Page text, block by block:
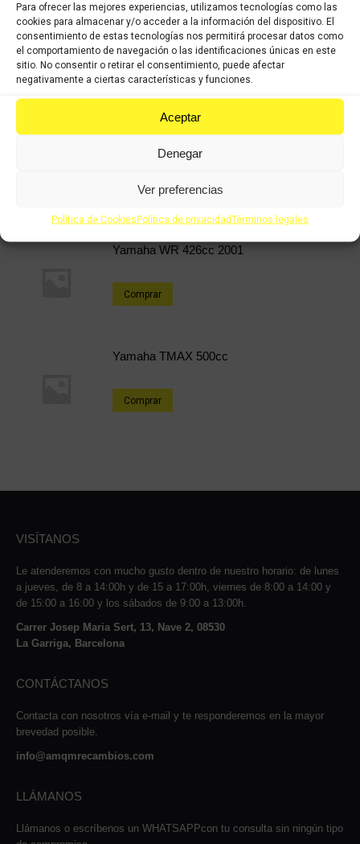
Para ofrecer las mejores experiencias, utilizamos tecnologías como las
cookies para almacenar y/o acceder a la información del dispositivo. El
consentimiento de estas tecnologías nos permitirá procesar datos como
el comportamiento de navegación o las identificaciones únicas en este
sitio. No consentir o retirar el consentimiento, puede afectar
negativamente a ciertas características y funciones.
Aceptar
Denegar
Ver preferencias
Política de CookiesPolítica de privacidadTérminos legales
Share
on
X
Share
on
Facebook
Share
on
Pinterest
Share
on
LinkedIn
Productos relacionados
Comprar
Yamaha WR 426cc 2001
Comprar
Yamaha TMAX 500cc
Comprar
VISÍTANOS
Le atenderemos con mucho gusto dentro de nuestro horario: de lunes
a jueves, de 8 a 14:00h y de 15 a 17:00h, viernes de 8:00 a 14:00 y
de 15:00 a 16:00 y los sábados de 9:00 a 13:00h.
Carrer Josep Maria Sert, 13, Nave 2, 08530
La Garriga, Barcelona
CONTÁCTANOS
Contacta con nosotros vía e-mail y te responderemos en la mayor
brevedad posible.
info@amqmrecambios.com
LLÁMANOS
Llámanos o escríbenos un WHATSAPPcon tu consulta sin ningún tipo